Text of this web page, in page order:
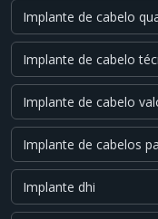
Implante de cabelo
Implante de cabelo
Implante de cabelo
Implante de cabelos
Implante dhi